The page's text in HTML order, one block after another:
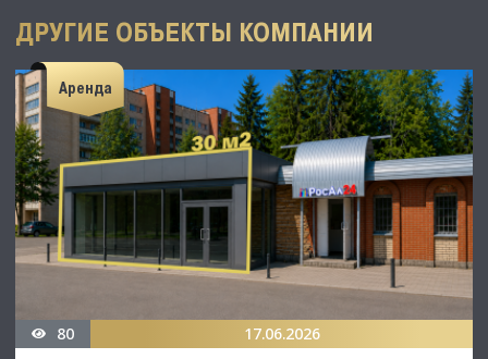
ДРУГИЕ ОБЪЕКТЫ КОМПАНИИ
Аренда
80 17.06.2026